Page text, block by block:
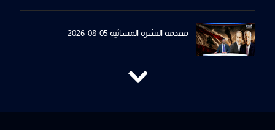
مقدمة النشرة المسائية 05-08-2026